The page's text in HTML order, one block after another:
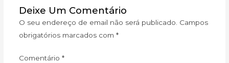
Deixe Um Comentário
O seu endereço de email não será publicado. Campos
obrigatórios marcados com *
Comentário *